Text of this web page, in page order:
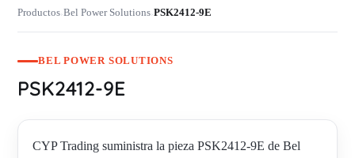
Productos›Bel Power Solutions›PSK2412-9E
BEL POWER SOLUTIONS
PSK2412-9E
CYP Trading suministra la pieza PSK2412-9E de Bel